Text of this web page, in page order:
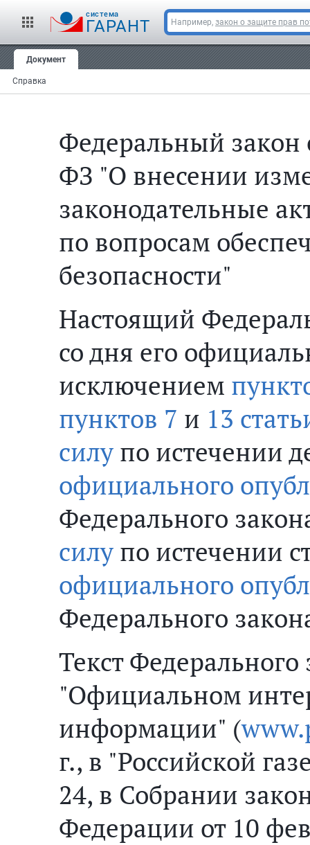
cистема
ГАРАНТ Например, закон о защите прав
Документ
Справка
Федеральный закон
ФЗ "О внесении
законодательные
по вопросам
безопасности"
Настоящий
со дня его
исключением
пунктов 7 и 13
силу по истечении
официального
Федерального
силу по истечении
официального
Федерального
Текст
"Официальном
информации" (
г., в "Российской
24, в Собрании
Федерации от 10